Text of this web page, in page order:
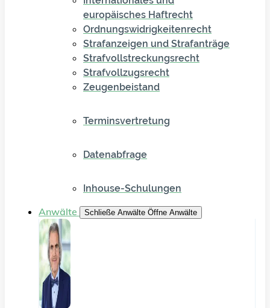
europäisches Haftrecht
Ordnungswidrigkeitenrecht
Strafanzeigen und Strafanträge
Strafvollstreckungsrecht
Strafvollzugsrecht
Zeugenbeistand
Terminsvertretung
Datenabfrage
Inhouse-Schulungen
Anwälte Schließe Anwälte Öffne Anwälte